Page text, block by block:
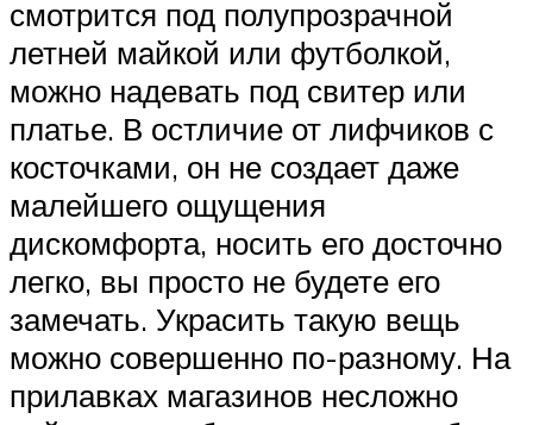
смотрится под полупрозрачной
летней майкой или футболкой,
можно надевать под свитер или
платье. В остличие от лифчиков с
косточками, он не создает даже
малейшего ощущения
дискомфорта, носить его досточно
легко, вы просто не будете его
замечать. Украсить такую вещь
можно совершенно по-разному. На
прилавках магазинов несложно